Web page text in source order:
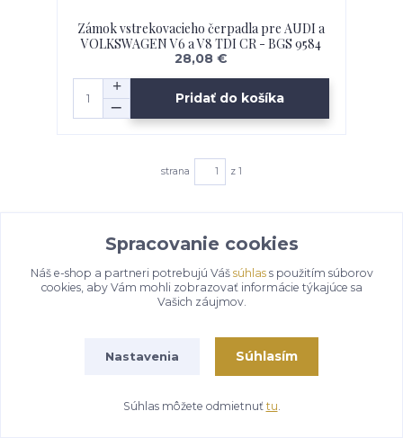
Zámok vstrekovacieho čerpadla pre AUDI a
VOLKSWAGEN V6 a V8 TDI CR - BGS 9584
28,08 €
Pridať do košíka
strana z 1
Novinky z nášho
blogu
Spracovanie cookies
Náš e-shop a partneri potrebujú Váš súhlass použitím súborov
cookies, aby Vám mohli zobrazovať informácie týkajúce sa
Vašich záujmov.
Nastavenia Súhlasím
Súhlas môžete odmietnuť tu